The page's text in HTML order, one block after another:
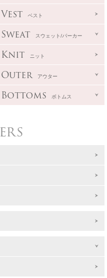
Vest ベスト
Sweat スウェット/パーカー
Knit ニット
Outer アウター
Bottoms ボトムス